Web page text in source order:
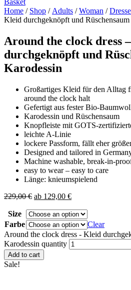
Home / Shop / Adults /Woman /
Kleid durchgeknöpft und
Around the clock dress
durchgeknöpft und
Karodessin
Großartiges Kleid für den Alltag
around the clock halt
Gefertigt aus fester Bio-
Karodessin und Rüschensaum
Knopfleiste mit GOTS-
leichte A-Linie
lockere Passform, fällt eher
Designed and tailored in
Machine washable, break-in-
easy to wear – easy to care
Länge: knieumspielend
229,00€ ab 129,00 €
Size
Farbe
Clear
Around the clock dress - Kleid
Karodessin quantity
Add to cart
Sale!